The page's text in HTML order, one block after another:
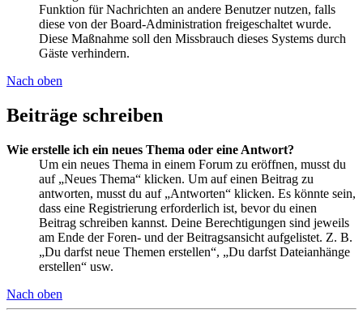
Funktion für Nachrichten an andere Benutzer nutzen, falls
diese von der Board-Administration freigeschaltet wurde.
Diese Maßnahme soll den Missbrauch dieses Systems durch
Gäste verhindern.
Nach oben
Beiträge schreiben
Wie erstelle ich ein neues Thema oder eine Antwort?
Um ein neues Thema in einem Forum zu eröffnen, musst du
auf „Neues Thema“ klicken. Um auf einen Beitrag zu
antworten, musst du auf „Antworten“ klicken. Es könnte sein,
dass eine Registrierung erforderlich ist, bevor du einen
Beitrag schreiben kannst. Deine Berechtigungen sind jeweils
am Ende der Foren- und der Beitragsansicht aufgelistet. Z. B.
„Du darfst neue Themen erstellen“, „Du darfst Dateianhänge
erstellen“ usw.
Nach oben